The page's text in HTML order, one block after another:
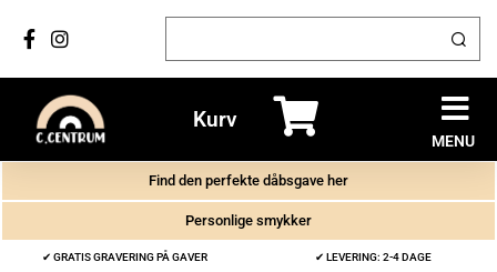
Kurv
MENU
Find den perfekte dåbsgave her
Personlige smykker
✔ GRATIS GRAVERING PÅ GAVER ✔ LEVERING: 2-4 DAGE